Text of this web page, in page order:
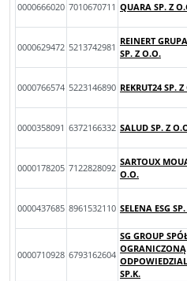
0000666020 7010670711 QUARA SP. Z
0000629472 5213742981
REINERT
SP. Z O.O.
0000766574 5223146890 REKRUT24 SP.
0000358091 6372166332 SALUD SP. Z
0000178205 7122828092
SARTOUX
O.O.
0000437685 8961532110 SELENA ESG
0000710928 6793162604
SG GROUP
OGRANICZONĄ
SP.K.